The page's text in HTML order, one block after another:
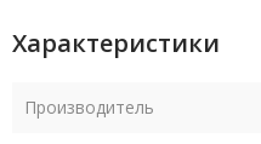
Характеристики
Производитель